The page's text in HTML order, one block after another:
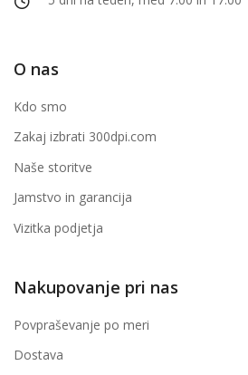
O nas
Kdo smo
Zakaj izbrati 300dpi.com
Naše storitve
Jamstvo in garancija
Vizitka podjetja
Nakupovanje pri nas
Povpraševanje po meri
Dostava